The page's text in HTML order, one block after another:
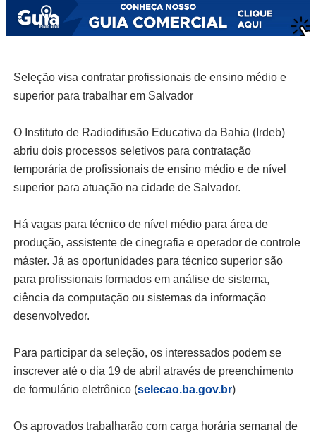
Seleção visa contratar profissionais de ensino médio e
superior para trabalhar em Salvador
O Instituto de Radiodifusão Educativa da Bahia (Irdeb)
abriu dois processos seletivos para contratação
temporária de profissionais de ensino médio e de nível
superior para atuação na cidade de Salvador.
Há vagas para técnico de nível médio para área de
produção, assistente de cinegrafia e operador de controle
máster. Já as oportunidades para técnico superior são
para profissionais formados em análise de sistema,
ciência da computação ou sistemas da informação
desenvolvedor.
Para participar da seleção, os interessados podem se
inscrever até o dia 19 de abril através de preenchimento
de formulário eletrônico (selecao.ba.gov.br)
Os aprovados trabalharão com carga horária semanal de